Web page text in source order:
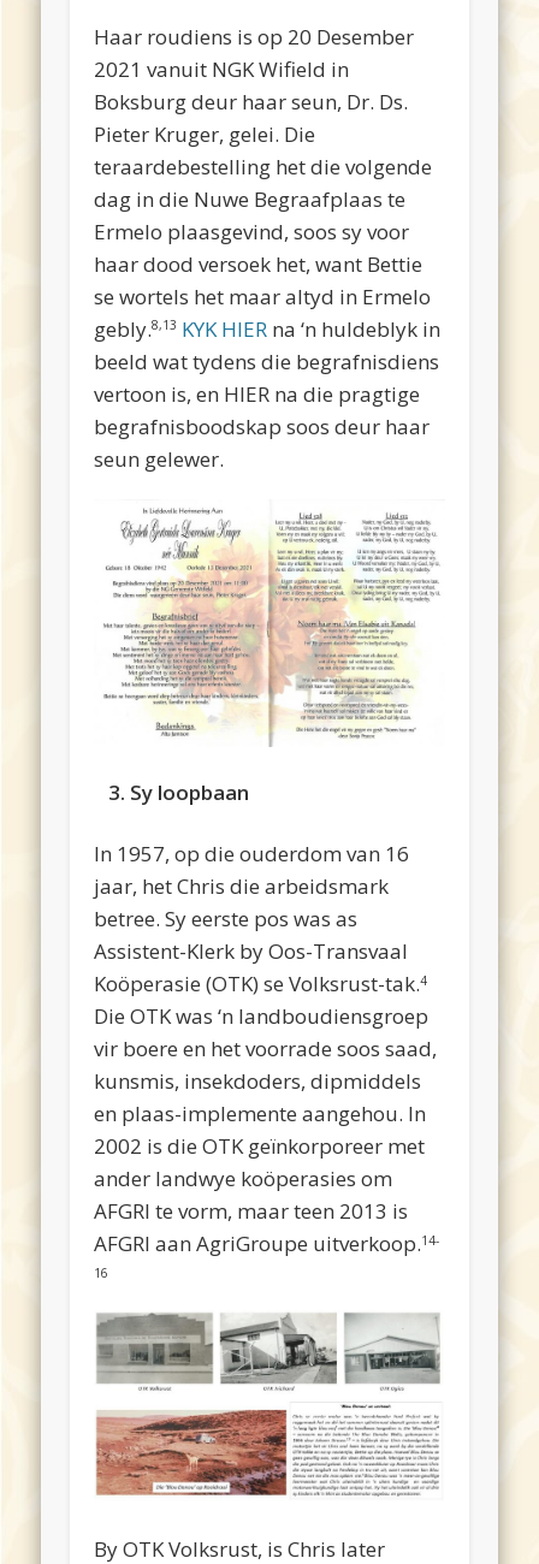
Haar roudiens is op 20 Desember
2021 vanuit NGK Wifield in
Boksburg deur haar seun, Dr. Ds.
Pieter Kruger, gelei. Die
teraardebestelling het die volgende
dag in die Nuwe Begraafplaas te
Ermelo plaasgevind, soos sy voor
haar dood versoek het, want Bettie
se wortels het maar altyd in Ermelo
gebly.8,13 KYK HIER na ‘n huldeblyk in
beeld wat tydens die begrafnisdiens
vertoon is, en HIER na die pragtige
begrafnisboodskap soos deur haar
seun gelewer.
3. Sy loopbaan
In 1957, op die ouderdom van 16
jaar, het Chris die arbeidsmark
betree. Sy eerste pos was as
Assistent-Klerk by Oos-Transvaal
Koöperasie (OTK) se Volksrust-tak.4
Die OTK was ‘n landboudiensgroep
vir boere en het voorrade soos saad,
kunsmis, insekdoders, dipmiddels
en plaas-implemente aangehou. In
2002 is die OTK geïnkorporeer met
ander landwye koöperasies om
AFGRI te vorm, maar teen 2013 is
AFGRI aan AgriGroupe uitverkoop.14-
16
By OTK Volksrust, is Chris later